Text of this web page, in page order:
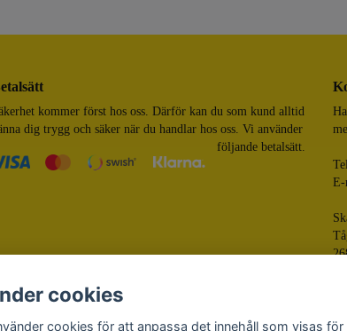
kommer först hos oss. Därför kan du som kund alltid
dig trygg och säker när du handlar hos oss. Vi använder
följande betalsätt.
cookies
cookies för att anpassa det innehåll som visas för